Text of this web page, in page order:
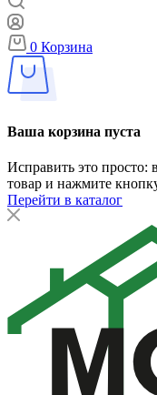
0 Корзина
Ваша корзина пуста
Исправить это просто:
товар и нажмите
Перейти в каталог